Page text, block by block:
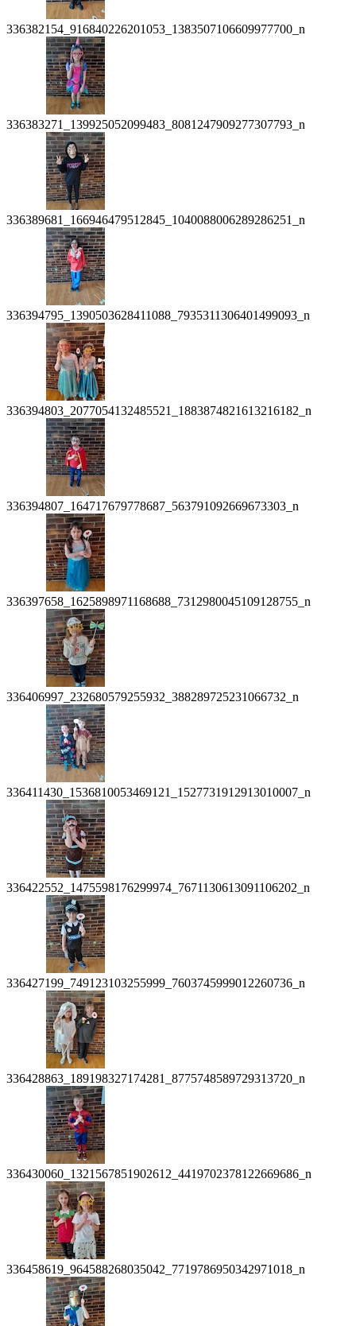
336382154_916840226201053_1383507106609977700_n
336383271_139925052099483_8081247909277307793_n
336389681_166946479512845_1040088006289286251_n
336394795_1390503628411088_7935311306401499093_n
336394803_2077054132485521_1883874821613216182_n
336394807_164717679778687_563791092669673303_n
336397658_1625898971168688_7312980045109128755_n
336406997_232680579255932_388289725231066732_n
336411430_1536810053469121_1527731912913010007_n
336422552_1475598176299974_7671130613091106202_n
336427199_749123103255999_7603745999012260736_n
336428863_189198327174281_8775748589729313720_n
336430060_1321567851902612_4419702378122669686_n
336458619_964588268035042_7719786950342971018_n